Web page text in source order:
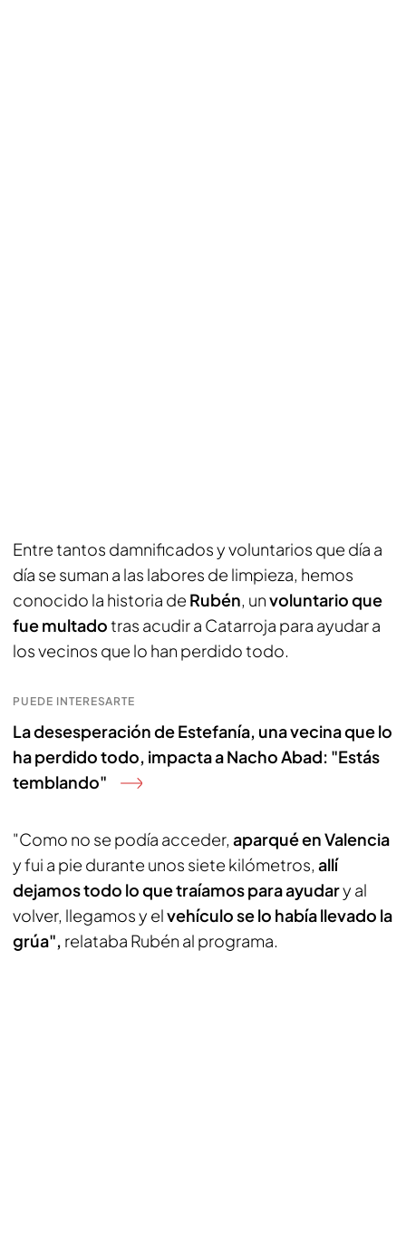
Entre tantos damnificados y voluntarios que día a
día se suman a las labores de limpieza, hemos
conocido la historia de Rubén, unvoluntario que
fue multadotras acudir a Catarroja para ayudar a
los vecinos que lo han perdido todo.
PUEDE INTERESARTE
La desesperación de Estefanía, una vecina que lo
ha perdido todo, impacta a Nacho Abad: "Estás
temblando"
"Como no se podía acceder, aparqué en Valencia
y fui a pie durante unos siete kilómetros, allí
dejamos todo lo que traíamos para ayudary al
volver, llegamos y elvehículo se lo había llevado la
grúa", relataba Rubén al programa.